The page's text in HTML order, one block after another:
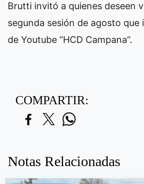
Brutti invitó a quienes deseen
segunda sesión de agosto que
de Youtube “HCD Campana”.
COMPARTIR:
Notas Relacionadas